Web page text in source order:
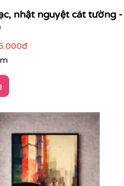
cảnh sắc quen thuộc,
cách nội thất, không
đãng, mở rộng diện tích
an yên, cân bằng và
nhật nguyệt cát tường -